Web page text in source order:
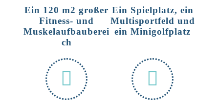
Ein 120 m2 großer
Fitness- und
Muskelaufbauberei
ch
Ein Spielplatz, ein
Multisportfeld und
ein Minigolfplatz